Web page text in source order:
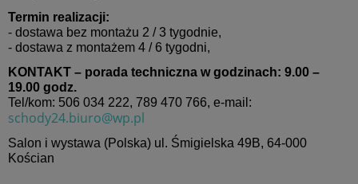
Termin realizacji:
- dostawa bez montażu 2 / 3 tygodnie,
- dostawa z montażem 4 / 6 tygodni,
KONTAKT – porada techniczna w godzinach: 9.00 –
19.00 godz.
Tel/kom: 506 034 222, 789 470 766, e-mail:
schody24.biuro@wp.pl
Salon i wystawa (Polska) ul. Śmigielska 49B, 64-000
Kościan